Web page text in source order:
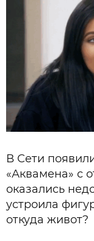
В Сети
«Аквамена» с
оказались
устроила
откуда живот?